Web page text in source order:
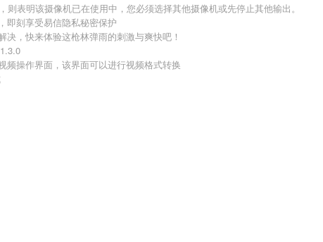
则表明该摄像机已在使用中，您必须选择其他摄像机或先停止其他输出。
即刻享受易信隐私秘密保护
决，快来体验这枪林弹雨的刺激与爽快吧！
频操作界面，该界面可以进行视频格式转换